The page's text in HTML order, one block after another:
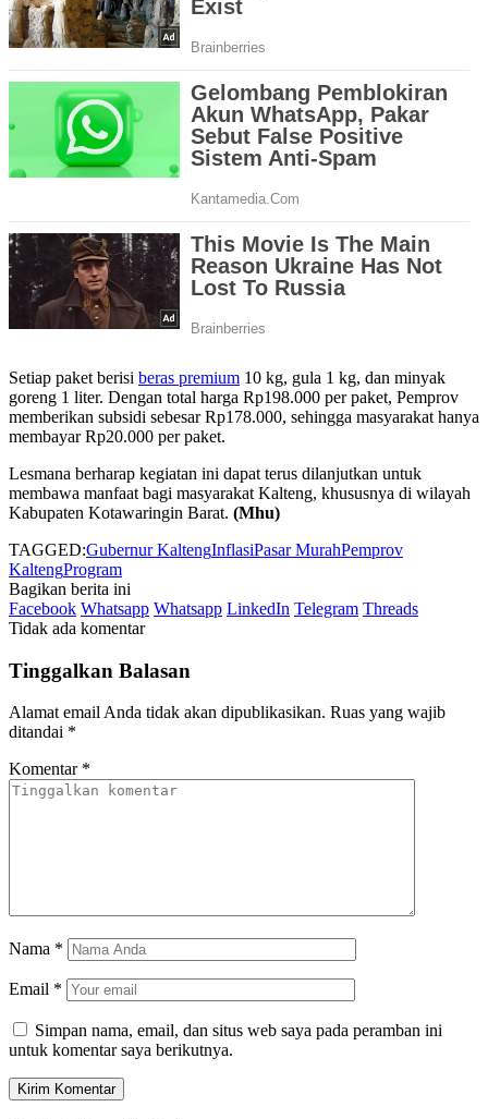
Setiap paket berisi beras premium 10 kg, gula 1 kg, dan minyak
goreng 1 liter. Dengan total harga Rp198.000 per paket, Pemprov
memberikan subsidi sebesar Rp178.000, sehingga masyarakat hanya
membayar Rp20.000 per paket.
Lesmana berharap kegiatan ini dapat terus dilanjutkan untuk
membawa manfaat bagi masyarakat Kalteng, khususnya di wilayah
Kabupaten Kotawaringin Barat. (Mhu)
TAGGED:Gubernur KaltengInflasiPasar MurahPemprov
KaltengProgram
Bagikan berita ini
Facebook Whatsapp Whatsapp LinkedIn Telegram Threads
Tidak ada komentar
Tinggalkan Balasan
Alamat email Anda tidak akan dipublikasikan. Ruas yang wajib
ditandai *
Komentar *
Nama *
Email *
Simpan nama, email, dan situs web saya pada peramban ini
untuk komentar saya berikutnya.